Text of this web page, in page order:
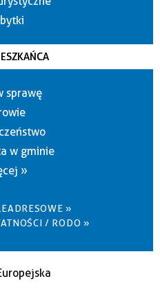
sprawę
w gminie
»
»
/ RODO »